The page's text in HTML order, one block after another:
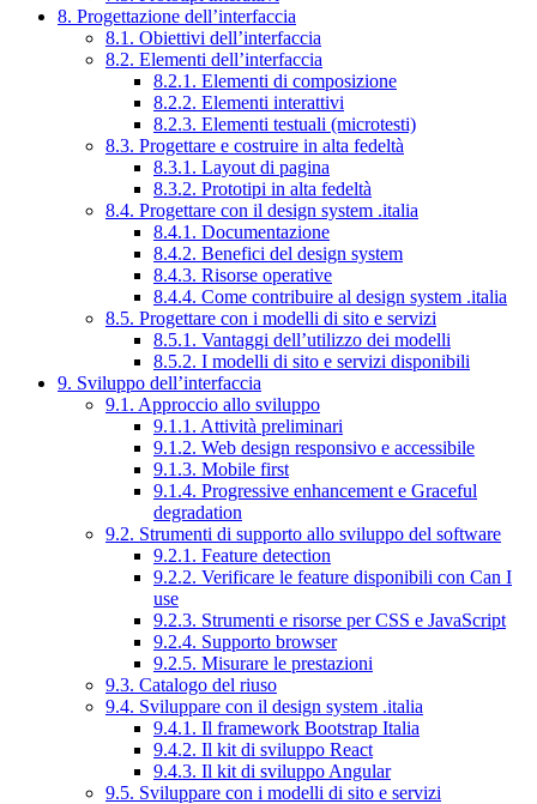
8. Progettazione dell’interfaccia
8.1. Obiettivi dell’interfaccia
8.2. Elementi dell’interfaccia
8.2.1. Elementi di composizione
8.2.2. Elementi interattivi
8.2.3. Elementi testuali (microtesti)
8.3. Progettare e costruire in alta fedeltà
8.3.1. Layout di pagina
8.3.2. Prototipi in alta fedeltà
8.4. Progettare con il design system .italia
8.4.1. Documentazione
8.4.2. Benefici del design system
8.4.3. Risorse operative
8.4.4. Come contribuire al design system .italia
8.5. Progettare con i modelli di sito e servizi
8.5.1. Vantaggi dell’utilizzo dei modelli
8.5.2. I modelli di sito e servizi disponibili
9. Sviluppo dell’interfaccia
9.1. Approccio allo sviluppo
9.1.1. Attività preliminari
9.1.2. Web design responsivo e accessibile
9.1.3. Mobile first
9.1.4. Progressive enhancement e Graceful
degradation
9.2. Strumenti di supporto allo sviluppo del software
9.2.1. Feature detection
9.2.2. Verificare le feature disponibili con Can I
use
9.2.3. Strumenti e risorse per CSS e JavaScript
9.2.4. Supporto browser
9.2.5. Misurare le prestazioni
9.3. Catalogo del riuso
9.4. Sviluppare con il design system .italia
9.4.1. Il framework Bootstrap Italia
9.4.2. Il kit di sviluppo React
9.4.3. Il kit di sviluppo Angular
9.5. Sviluppare con i modelli di sito e servizi